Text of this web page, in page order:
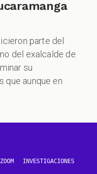
parte del
del exalcalde de
su
que aunque en
ZOOM INVESTIGACIONES